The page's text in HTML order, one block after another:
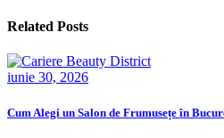
Related Posts
iunie 30, 2026
Cum Alegi un Salon de Frumusețe în